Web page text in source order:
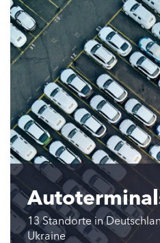
13 Standorte in
Ukraine